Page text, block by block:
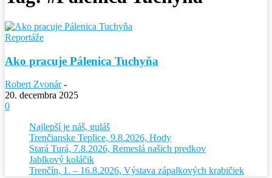
Reportáže
Ako pracuje Pálenica Tuchyňa
Robert Zvonár -
20. decembra 2025
0
Najlepší je náš, guláš
Trenčianske Teplice, 9.8.2026, Hody
Stará Turá, 7.8.2026, Remeslá našich predkov
Jablkový koláčik
Trenčín, 1. – 16.8.2026, Výstava zápalkových krabičiek